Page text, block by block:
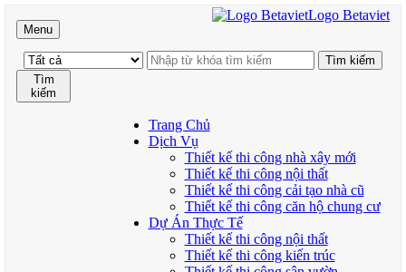
Menu
Logo Betaviet
Tìm
kiếm
Trang Chủ
Dịch Vụ
Thiết kế thi công nhà xây mới
Thiết kế thi công nội thất
Thiết kế thi công cải tạo nhà cũ
Thiết kế thi công căn hộ chung cư
Dự Án Thực Tế
Thiết kế thi công nội thất
Thiết kế thi công kiến trúc